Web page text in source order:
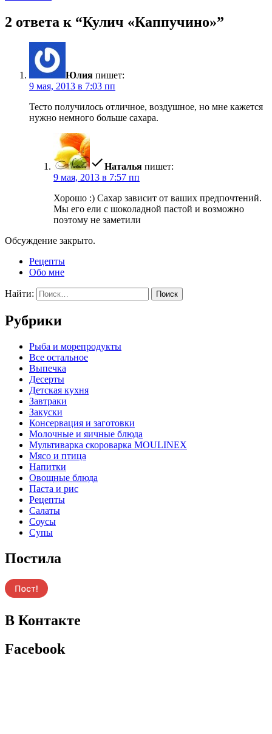
2 ответа к “Кулич «Каппучино»”
Юлия пишет:
9 мая, 2013 в 7:03 пп
Тесто получилось отличное, воздушное, но мне кажется
нужно немного больше сахара.
Наталья пишет:
9 мая, 2013 в 7:57 пп
Хорошо :) Сахар зависит от ваших предпочтений.
Мы его ели с шоколадной пастой и возможно
поэтому не заметили
Обсуждение закрыто.
Рецепты
Обо мне
Найти:
Рубрики
Pыба и морепродукты
Все остальное
Выпечка
Десерты
Детская кухня
Завтраки
Закуски
Консервация и заготовки
Молочные и яичные блюда
Мультиварка скороварка MOULINEX
Мясо и птица
Напитки
Овощные блюда
Паста и рис
Рецепты
Салаты
Соусы
Супы
Постила
В Контакте
Facebook